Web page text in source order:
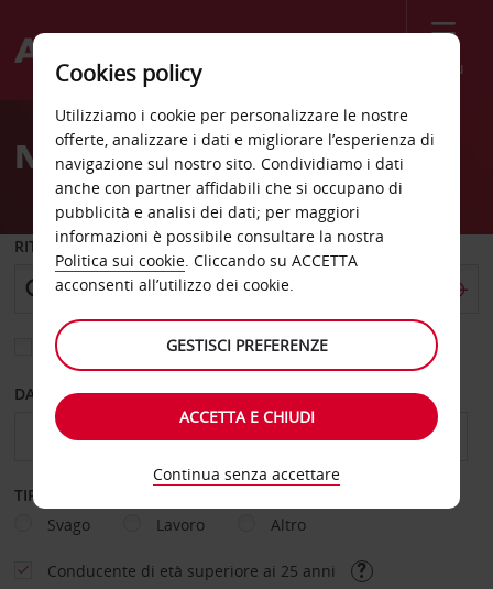
Menù
Welcome
AvisNoleggio auto Stamford
RITIRO DA
Scegli una località di riconsegna diversa
DAL GIORNO AL GIORNO
TIPOLOGIA DI NOLEGGIO
Svago
Lavoro Altro
Conducente di età superiore ai 25 anni
Cookies policy
Utilizziamo i cookie per personalizzare le nostre
offerte, analizzare i dati e migliorare l’esperienza di
navigazione sul nostro sito. Condividiamo i dati
anche con partner affidabili che si occupano di
pubblicità e analisi dei dati; per maggiori
informazioni è possibile consultare la nostra
Politica sui cookie. Cliccando su ACCETTA
acconsenti all’utilizzo dei cookie.
GESTISCI PREFERENZE
ACCETTA E CHIUDI
Continua senza accettare